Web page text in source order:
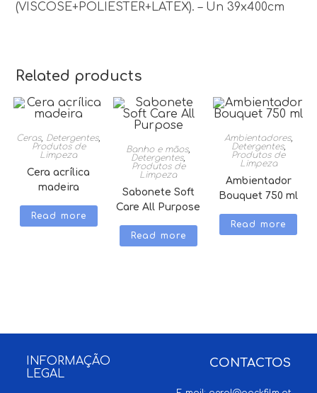
(VISCOSE+POLIESTER+LATEX). – Un 39x400cm
Related products
Ceras, Detergentes,
Produtos de
Limpeza
Cera acrílica
madeira
Read more
Banho e mãos,
Detergentes,
Produtos de
Limpeza
Sabonete Soft
Care All Purpose
Read more
Ambientadores,
Detergentes,
Produtos de
Limpeza
Ambientador
Bouquet 750 ml
Read more
INFORMAÇÃO
LEGAL
CONTACTOS